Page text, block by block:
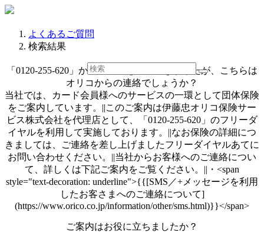
よくあるご質問
検索結果
「0120-255-620」からご連絡をいただきましたが、こちらは
オリコからの連絡でしょうか？
当社では、カード会員様へのサービスの一環として団体保険
をご案内しています。||このご案内は伊藤忠オリコ保険サー
ビス株式会社を代理店として、「0120-255-620」のフリーダ
イヤルを利用して実施しております。||なお保険の詳細につ
きましては、ご連絡を差し上げましたフリーダイヤルあてに
お問い合わせください。||当社からお客様へのご連絡につい
て、詳しくは下記ご案内をご覧ください。||・<span
style="text-decoration: underline">{{[SMS／+メッセージを利用
したお客さまへのご連絡について]
(https://www.orico.co.jp/information/other/sms.html)}}</span>
ご案内はお役に立ちましたか？